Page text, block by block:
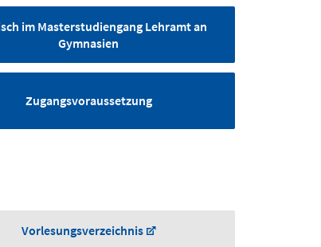
Texte analysiert,
vertieft und perfektioniert.
im Masterstudiengang Lehramt an
Gymnasien
Zugangsvoraussetzung
Vorlesungsverzeichnis